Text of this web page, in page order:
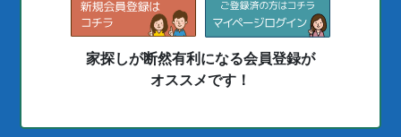
家探しが断然有利になる会員登録が
オススメです！